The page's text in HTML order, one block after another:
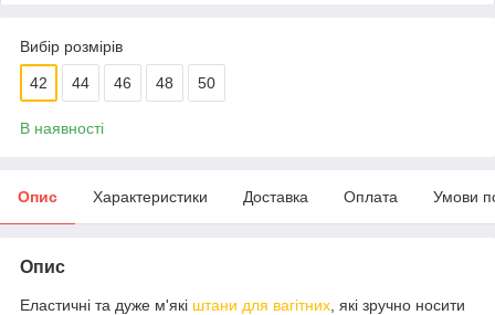
Вибір розмірів
42 44 46 48 50
В наявності
Опис Характеристики Доставка Оплата Умови
Опис
Еластичні та дуже м'які штани для вагітних , які зручно носити